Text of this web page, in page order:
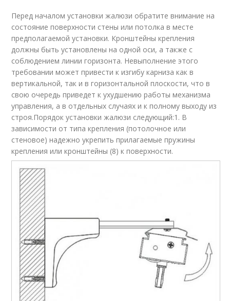
Перед началом установки жалюзи обратите внимание на
состояние поверхности стены или потолка в месте
предполагаемой установки. Кронштейны крепления
должны быть установлены на одной оси, а также с
соблюдением линии горизонта. Невыполнение этого
требовании может привести к изгибу карниза как в
вертикальной, так и в горизонтальной плоскости, что в
свою очередь приведет к ухудшению работы механизма
управления, а в отдельных случаях и к полному выходу из
строя.Порядок установки жалюзи следующий:1. В
зависимости от типа крепления (потолочное или
стеновое) надежно укрепить прилагаемые пружины
крепления или кронштейны (8) к поверхности.